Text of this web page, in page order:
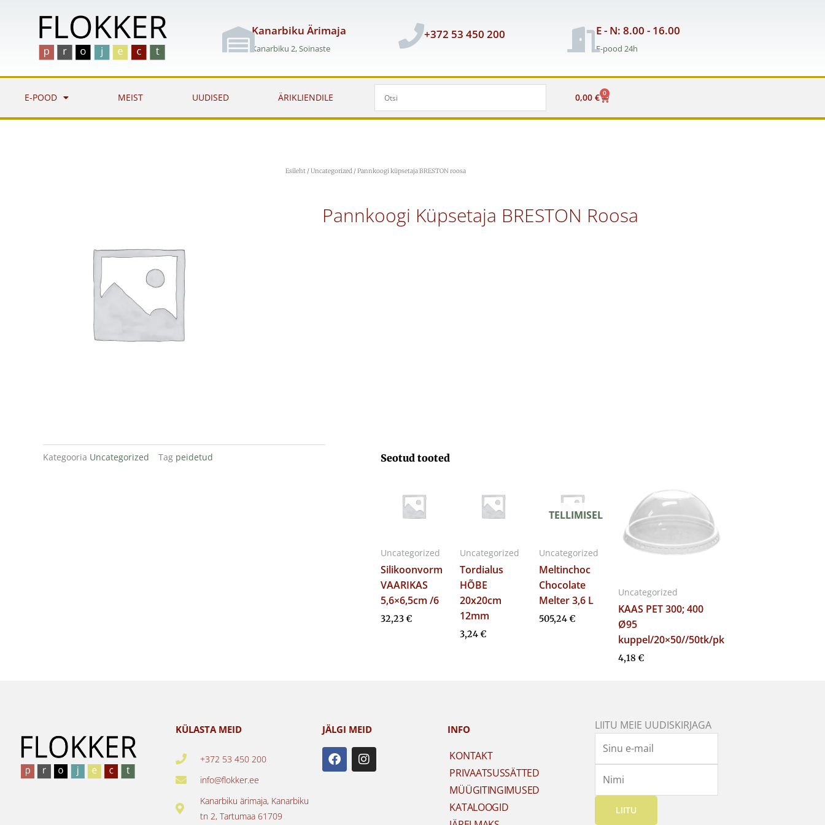
Kanarbiku Ärimaja
Kanarbiku 2, Soinaste
+372 53 450 200 E - N: 8.00 - 16.00
E-pood 24h
E-POOD MEIST UUDISED ÄRIKLIENDILE 0,00 € 0
Cart
Esileht/Uncategorized/ Pannkoogi küpsetaja BRESTON roosa
Pannkoogi Küpsetaja BRESTON Roosa
Kategooria Uncategorized Tag peidetud Seotud tooted
Uncategorized
Silikoonvorm
VAARIKAS
5,6×6,5cm /6
32,23€
Uncategorized
Tordialus
HÕBE
20x20cm
12mm
3,24€
TELLIMISEL
Uncategorized
Meltinchoc
Chocolate
Melter 3,6 L
505,24€
Uncategorized
KAAS PET 300; 400
Ø95
kuppel/20×50//50tk/pk
4,18 €
KÜLASTA MEID
+372 53 450 200
info@flokker.ee
Kanarbiku ärimaja, Kanarbiku
tn 2, Tartumaa 61709
JÄLGI MEID
F
a
c
I
n
s
INFO
KONTAKT
PRIVAATSUSSÄTTED
MÜÜGITINGIMUSED
KATALOOGID
LIITU MEIE UUDISKIRJAGA
LIITU